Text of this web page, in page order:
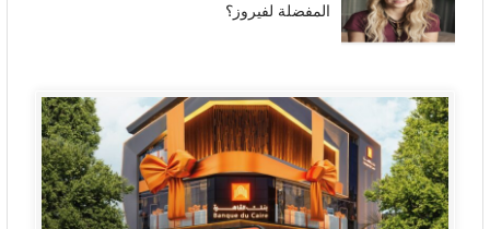
المفضلة لفيروز؟